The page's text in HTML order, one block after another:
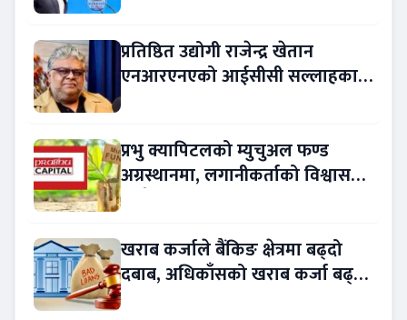
प्रतिष्ठित उद्योगी राजेन्द्र खेतान
एनआरएनएको आईसीसी सल्लाहकार
प्रभु क्यापिटलको म्युचुअल फण्ड
अग्रस्थानमा, लगानीकर्ताको विश्वास
खराब कर्जाले बैंकिङ क्षेत्रमा बढ्दो
दबाब, अधिकाँसको खराब कर्जा बढ्दो